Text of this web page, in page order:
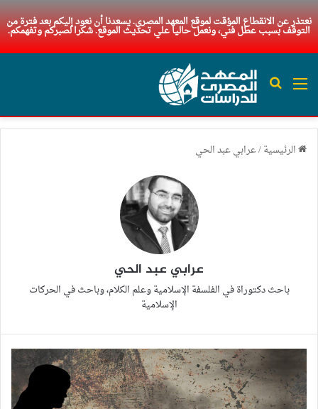
نعتذر عن الانقطاع المؤقت لموقع المعهد المصري. يسعدنا أن نعود إليكم بعد فترة من
التوقف بسبب عطل فني، ونعمل حاليا علي تحديث الموقع. شكرا لصبركم وتفهمكم.
القائمة بحث عن
الرئيسية/عرابي عبد الحي
عرابي عبد الحي
باحث دكتوراة في الفلسفة الإسلامية وعلم الكلام، وباحث في الحركات
الإسلامية